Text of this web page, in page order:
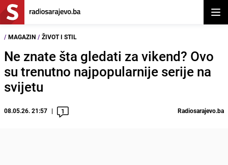
/ MAGAZIN / ŽIVOT I STIL
Ne znate šta gledati za vikend? Ovo
su trenutno najpopularnije serije na
svijetu
08.05.26. 21:57 1 Radiosarajevo.ba